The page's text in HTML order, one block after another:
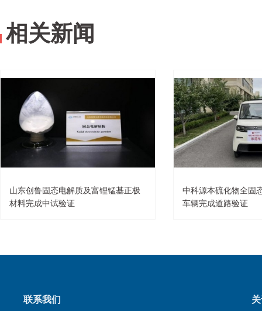
相关新闻
山东创鲁固态电解质及富锂锰基正极
材料完成中试验证
中科源本硫化物全固
车辆完成道路验证
联系我们